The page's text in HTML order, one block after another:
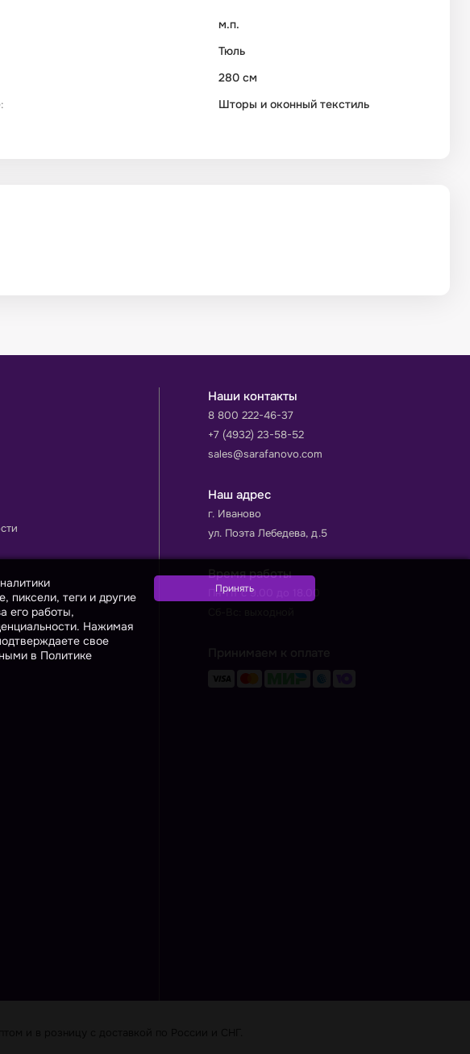
м.п.
Тюль
280 см
Шторы и оконный текстиль
Наши контакты
8 800 222-46-37
+7 (4932) 23-58-52
sales@sarafanovo.com
Наш адрес
г. Иваново
ул. Поэта Лебедева, д.5
Время работы
Пн-Пт с 9.00 до 18.00
Принимаем к оплате
пиксели, теги и другие
его работы,
Нажимая
свое
в Политике